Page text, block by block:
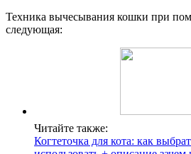
Техника вычесывания кошки при
следующая:
Читайте также:
Когтеточка для кота: как